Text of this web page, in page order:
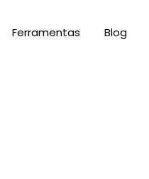
Ferramentas Blog